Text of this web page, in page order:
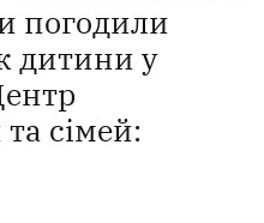
погодили
дитини у
сімей: